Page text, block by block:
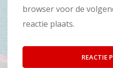
browser voor de
reactie plaats.